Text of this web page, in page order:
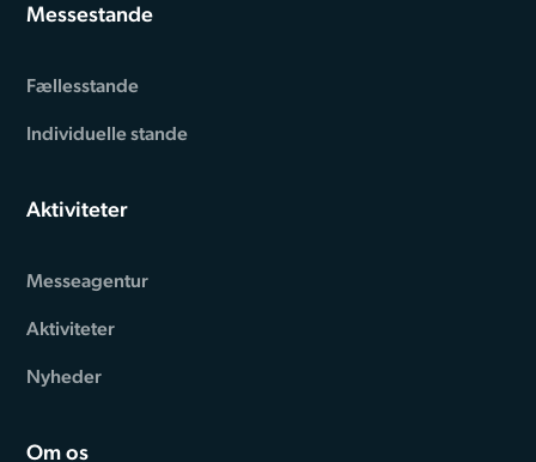
Messestande
Fællesstande
Individuelle stande
Aktiviteter
Messeagentur
Aktiviteter
Nyheder
Om os